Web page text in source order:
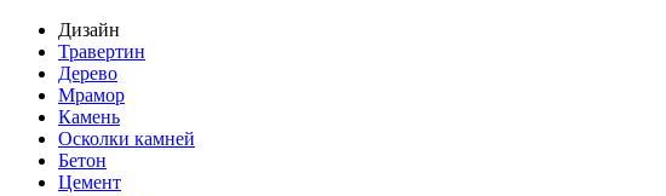
Дизайн
Травертин
Дерево
Мрамор
Камень
Осколки камней
Бетон
Цемент